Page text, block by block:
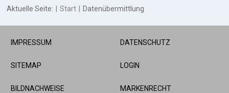
Aktuelle Seite: Start Datenübermittlung
IMPRESSUM
SITEMAP
BILDNACHWEISE
DATENSCHUTZ
LOGIN
MARKENRECHT